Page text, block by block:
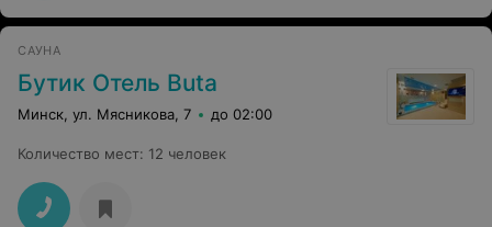
САУНА
Бутик Отель Buta
Минск, ул. Мясникова, 7 до 02:00
Количество мест: 12 человек